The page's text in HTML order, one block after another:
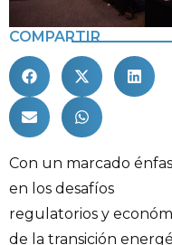
COMPARTIR
Con un marcado
en los desafíos
regulatorios y
de la transición